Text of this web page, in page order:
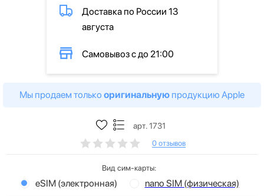
Доставка по России 13
августа
Самовывоз с до 21:00
Мы продаем только оригинальную продукцию Apple
арт. 1731
0 отзывов
Вид сим-карты:
eSIM (электронная) nano SIM (физическая)